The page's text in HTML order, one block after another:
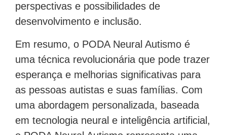
perspectivas e possibilidades de
desenvolvimento e inclusão.
Em resumo, o PODA Neural Autismo é
uma técnica revolucionária que pode trazer
esperança e melhorias significativas para
as pessoas autistas e suas famílias. Com
uma abordagem personalizada, baseada
em tecnologia neural e inteligência artificial,